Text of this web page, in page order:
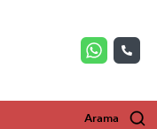
Arama